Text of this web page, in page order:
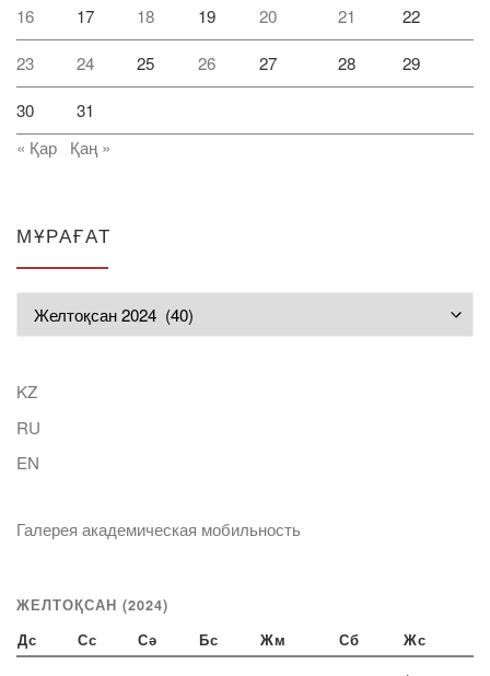
16 17 18 19 20 21 22
23 24 25 26 27 28 29
30
31
« Қар
Қаң »
МҰРАҒАТ
KZ
RU
EN
Галерея академическая мобильность
ЖЕЛТОҚСАН (2024)
Дс Сс Сә Бс Жм Сб Жс